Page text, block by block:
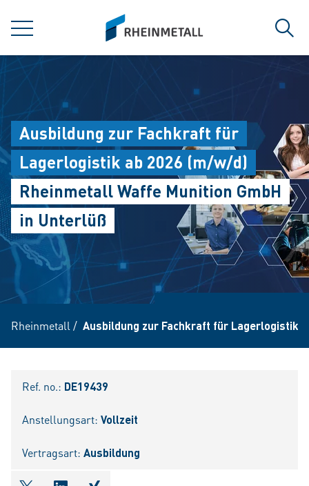
MENU
siteLogo
Ausbildung zur Fachkraft für
Lagerlogistik ab 2026 (m/w/d)
Rheinmetall Waffe Munition GmbH
in Unterlüß
Rheinmetall / Ausbildung zur Fachkraft für Lagerlogistik
Ref. no.: DE19439
Anstellungsart: Vollzeit
Vertragsart: Ausbildung